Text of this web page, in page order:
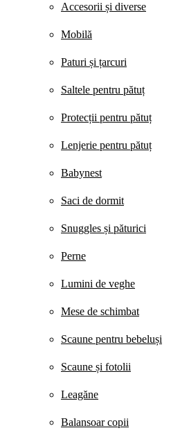
Accesorii și diverse
Mobilă
Paturi și țarcuri
Saltele pentru pătuț
Protecții pentru pătuț
Lenjerie pentru pătuț
Babynest
Saci de dormit
Snuggles și păturici
Perne
Lumini de veghe
Mese de schimbat
Scaune pentru bebeluși
Scaune și fotolii
Leagăne
Balansoar copii